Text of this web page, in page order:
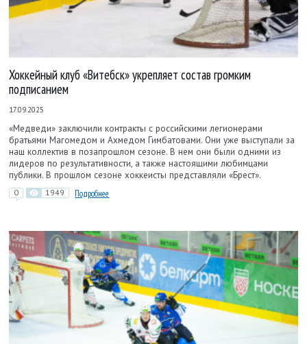
Хоккейный клуб «Витебск» укрепляет состав громким
подписанием
17.09.2025
«Медведи» заключили контракты с российскими легионерами
братьями Магомедом и Ахмедом Гимбатовами. Они уже выступали за
наш коллектив в позапрошлом сезоне. В нем они были одними из
лидеров по результативности, а также настоящими любимцами
публики. В прошлом сезоне хоккеисты представляли «Брест».
0 1949 Подробнее